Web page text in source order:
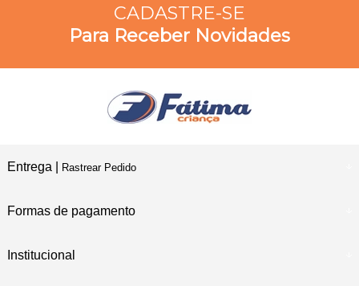
CADASTRE-SE
Para Receber Novidades
Entrega | Rastrear Pedido
Formas de pagamento
Institucional